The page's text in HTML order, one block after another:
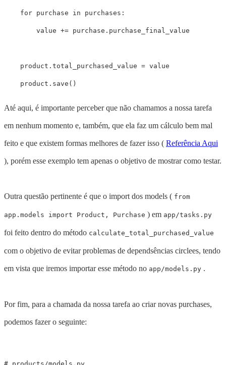
for purchase in purchases :
value += purchase . purchase_final_value
product . total_purchased_value = value
product . save ()
Até aqui, é importante perceber que não chamamos a nossa tarefa
em nenhum momento e, também, que ela faz um cálculo bem mal
feito e que existem formas melhores de fazer isso ( Referência Aqui
), porém esse exemplo tem apenas o objetivo de mostrar como testar.
Outra questão pertinente é que o import dos models ( from
app.models import Product, Purchase ) em app/tasks.py
foi feito dentro do método calculate_total_purchased_value
com o objetivo de evitar problemas de dependsências circlees, tendo
em vista que iremos importar esse método no app/models.py .
Por fim, para a chamada da nossa tarefa ao criar novas purchases,
podemos fazer o seguinte: